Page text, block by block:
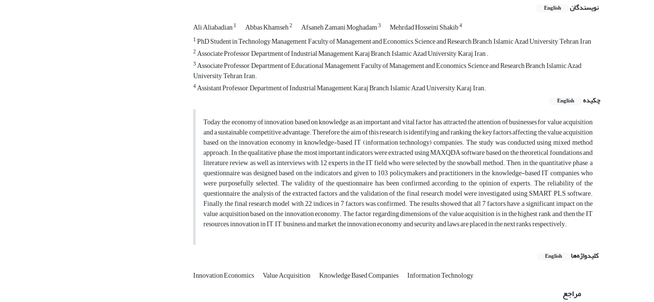
نویسندگان English
Ali Aliabadian1 Abbas Khamseh2 Afsaneh Zamani Moghadam3 Mehrdad Hosseini Shakib4
1PhD Student in Technology Management, Faculty of Management and Economics, Science and Research Branch, Islamic Azad University, Tehran, Iran
2Associate Professor, Department of Industrial Management, Karaj Branch, Islamic Azad University, Karaj, Iran .
3Associate Professor, Department of Educational Management, Faculty of Management and Economics, Science and Research Branch, Islamic Azad
University, Tehran, Iran.
4Assistant Professor, Department of Industrial Management, Karaj Branch, Islamic Azad University, Karaj, Iran.
چکیده
English
Today, the economy of innovation based on knowledge as an important and vital factor, has attracted the attention of businesses for value acquisition
and a sustainable competitive advantage. Therefore, the aim of this research is identifying and ranking the key factors affecting the value acquisition
based on the innovation economy in knowledge-based IT (information technology) companies. The study was conducted using mixed method
approach. In the qualitative phase, the most important indicators were extracted using MAXQDA software based on the theoretical foundations and
literature review, as well as interviews with 12 experts in the IT field, who were selected by the snowball method. Then, in the quantitative phase, a
questionnaire was designed based on the indicators and given to 103 policymakers and practitioners in the knowledge-based IT companies, who
were purposefully selected. The validity of the questionnaire has been confirmed according to the opinion of experts. The reliability of the
questionnaire, the analysis of the extracted factors and the validation of the final research model were investigated using SMART PLS software.
Finally, the final research model with 22 indices in 7 factors was confirmed. The results showed that all 7 factors have a significant impact on the
value acquisition based on the innovation economy. The factor regarding dimensions of the value acquisition is in the highest rank and then the IT
resources, innovation in IT, IT, business and market, the innovation economy, and security and laws are placed in the next ranks, respectively.
کلیدواژه‌ها English
Innovation Economics Value Acquisition Knowledge Based Companies Information Technology
مراجع